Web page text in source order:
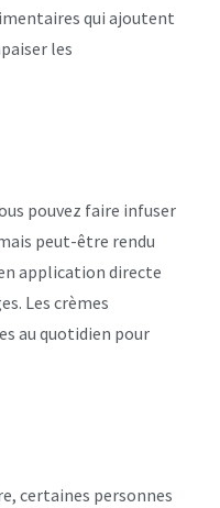
qui ajoutent
les
pouvez faire infuser
peut-être rendu
application directe
Les crèmes
au quotidien pour
certaines personnes